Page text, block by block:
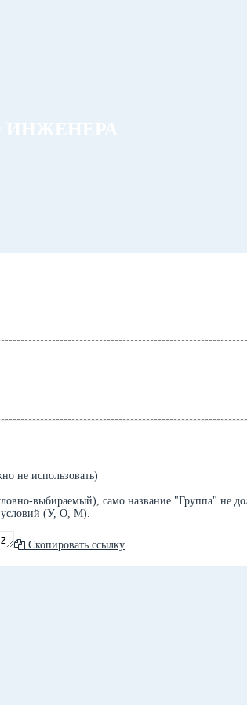
не использовать)
выбираемый), само название "Группа" не
условий (У, О, М).
Скопировать ссылку